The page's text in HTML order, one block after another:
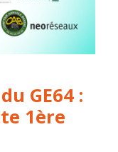
GE64 :
1ère